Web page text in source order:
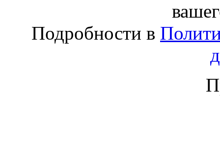
Подробности в